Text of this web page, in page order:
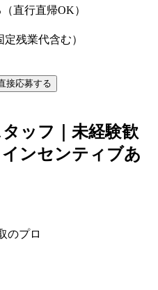
直行直帰OK）
残業代含む）
接応募する
タッフ｜未経験歓
ンセンティブあ
のプロ